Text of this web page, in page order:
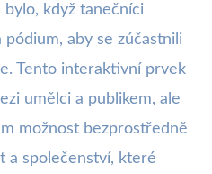
když tanečníci
aby se zúčastnili
Tento interaktivní prvek
umělci a publikem, ale
možnost bezprostředně
a společenství, které